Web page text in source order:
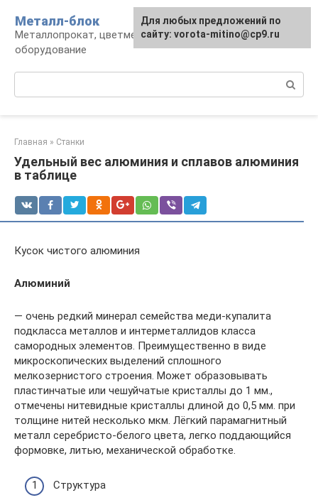
контенту
Металл-блок
Металлопрокат, цветмет, обработка и
оборудование
Главная » Станки
Удельный вес алюминия и сплавов алюминия
в таблице
Кусок чистого алюминия
Алюминий
— очень редкий минерал семейства меди-купалита
подкласса металлов и интерметаллидов класса
самородных элементов. Преимущественно в виде
микроскопических выделений сплошного
мелкозернистого строения. Может образовывать
пластинчатые или чешуйчатые кристаллы до 1 мм.,
отмечены нитевидные кристаллы длиной до 0,5 мм. при
толщине нитей несколько мкм. Лёгкий парамагнитный
металл серебристо-белого цвета, легко поддающийся
формовке, литью, механической обработке.
Структура
Для любых предложений по
сайту: vorota-mitino@cp9.ru